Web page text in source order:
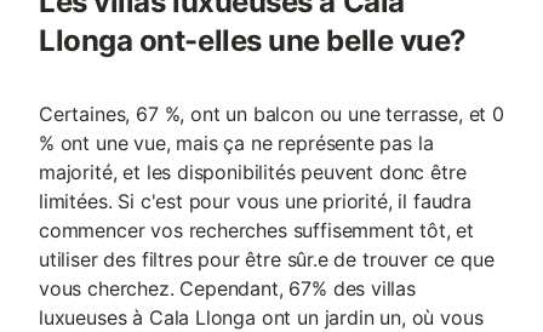
Llonga ont-elles une belle vue?
Certaines, 67 %, ont un balcon ou une terrasse, et 0
% ont une vue, mais ça ne représente pas la
majorité, et les disponibilités peuvent donc être
limitées. Si c'est pour vous une priorité, il faudra
commencer vos recherches suffisemment tôt, et
utiliser des filtres pour être sûr.e de trouver ce que
vous cherchez. Cependant, 67% des villas
luxueuses à Cala Llonga ont un jardin un, où vous